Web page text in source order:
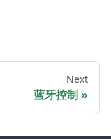
Next
蓝牙控制